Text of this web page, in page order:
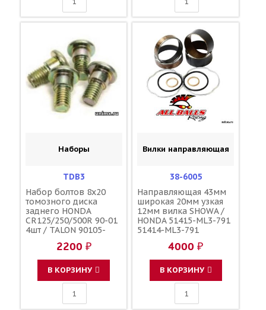
Наборы
TDB3
Набор болтов 8x20
томозного диска
заднего HONDA
CR125/250/500R 90-01
4шт / TALON 90105-
2200 ₽
В КОРЗИНУ
Вилки направляющая
38-6005
Направляющая 43мм
широкая 20мм узкая
12мм вилка SHOWA /
HONDA 51415-ML3-791
51414-ML3-791
4000 ₽
В КОРЗИНУ